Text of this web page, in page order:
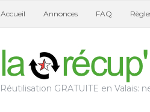
Accueil Annonces FAQ
Réutilisation GRATUITE en Valais: